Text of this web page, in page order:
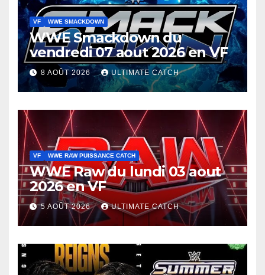
VF WWE SMACKDOWN
WWE Smackdown du
vendredi 07 aout 2026 en VF
8 AOÛT 2026 ULTIMATE CATCH
VF WWE RAW PUISSANCE CATCH
WWE Raw du lundi 03 aout
2026 en VF
5 AOÛT 2026 ULTIMATE CATCH